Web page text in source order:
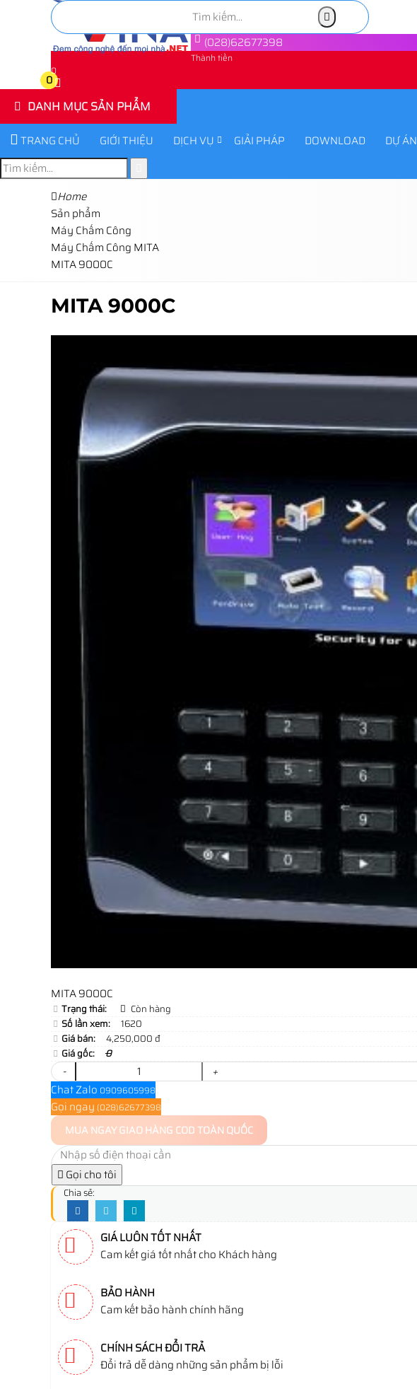
(028)62677398
Thành tiền
0
0
DANH MỤC SẢN PHẨM
TRANG CHỦ GIỚI THIỆU DỊCH VỤ GIẢI PHÁP DOWNLOAD DỰ ÁN
Home
Sản phẩm
Máy Chấm Công
Máy Chấm Công MITA
MITA 9000C
MITA 9000C
MITA 9000C
Trạng thái:
Còn hàng
Số lần xem:
1620
Giá bán:
4,250,000 đ
Giá gốc:
0
-
+
Chat Zalo 0909605998
Gọi ngay (028)62677398
MUA NGAYGIAO HÀNG COD TOÀN QUỐC
Gọi cho tôi
Chia sẻ:
GIÁ LUÔN TỐT NHẤT
Cam kết giá tốt nhất cho Khách hàng
BẢO HÀNH
Cam kết bảo hành chính hãng
CHÍNH SÁCH ĐỔI TRẢ
Đổi trả dễ dàng những sản phẩm bị lỗi